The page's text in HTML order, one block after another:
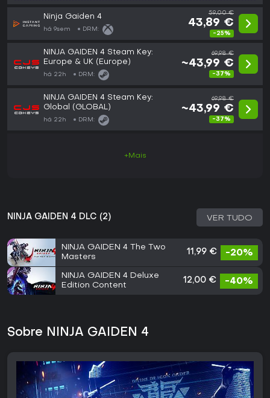
Ninja Gaiden 4
há 9sem DRM:
59,00 €
43,89 €
-25%
NINJA GAIDEN 4 Steam Key:
Europe & UK (Europe)
há 22h DRM:
69,98 €
~43,99 €
-37%
NINJA GAIDEN 4 Steam Key:
Global (GLOBAL)
há 22h DRM:
69,98 €
~43,99 €
-37%
+Mais
NINJA GAIDEN 4 DLC (2) VER TUDO
NINJA GAIDEN 4 The Two
Masters
11,99 € -20%
NINJA GAIDEN 4 Deluxe
Edition Content
12,00 € -40%
Sobre NINJA GAIDEN 4